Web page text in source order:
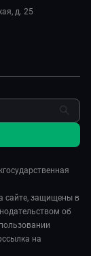
д. 25
сайте, защищены в
об
на